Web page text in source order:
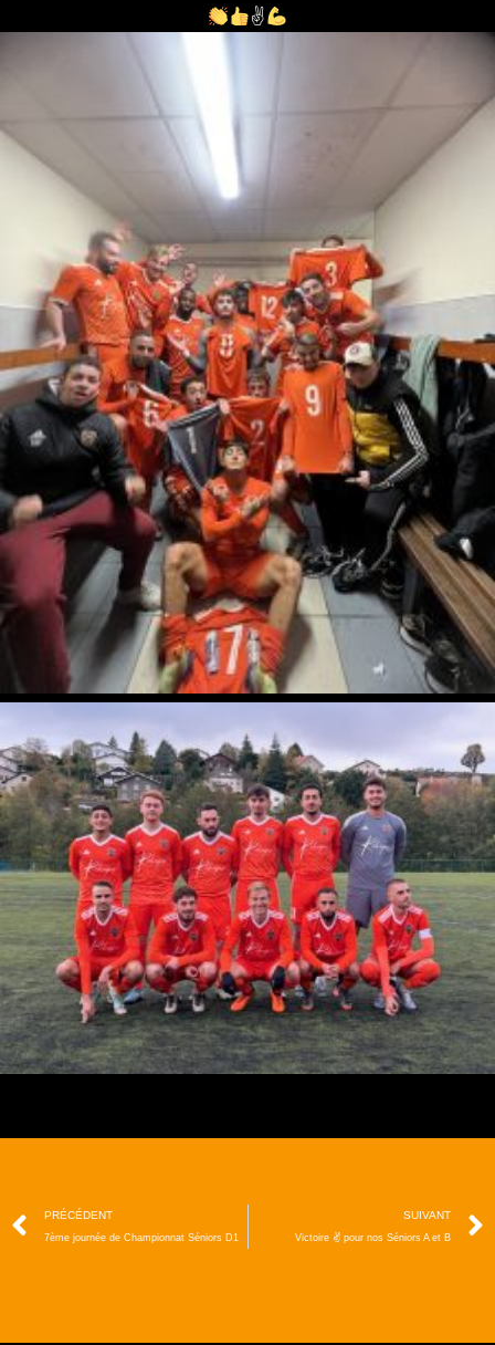
✌
PRÉCÉDENT
7ème journée de Championnat Séniors D1
SUIVANT
Victoire ✌️ pour nos Séniors A et B